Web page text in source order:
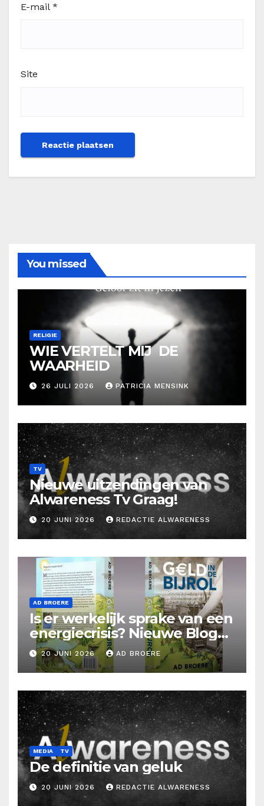
E-mail *
Site
You missed
RELIGIE
WIE VERTELT MIJ DE
WAARHEID
26 JULI 2026 PATRICIA MENSINK
TV
Nieuwe uitzendingen van
Alwareness Tv Graag!
20 JUNI 2026 REDACTIE ALWARENESS
AD BROERE
Is er werkelijk sprake van een
energiecrisis? Nieuwe Blog
Ad Broere
20 JUNI 2026 AD BROERE
MEDIA TV
De definitie van geluk
20 JUNI 2026 REDACTIE ALWARENESS